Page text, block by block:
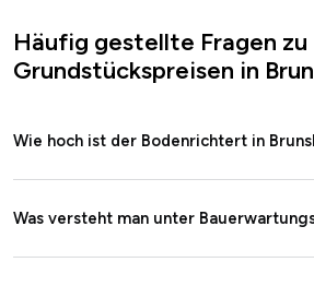
Häufig gestellte Fragen zu
Grundstückspreisen in
Wie hoch ist der Bodenrichtert in
Was versteht man unter